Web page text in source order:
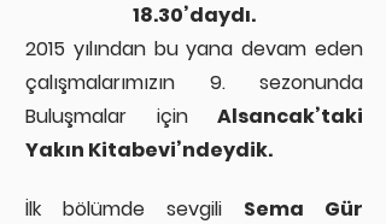
18.30’daydı.
2015 yılından bu yana devam eden
çalışmalarımızın 9. sezonunda
Buluşmalar için Alsancak’taki
Yakın Kitabevi’ndeydik.
İlk bölümde sevgili Sema Gür